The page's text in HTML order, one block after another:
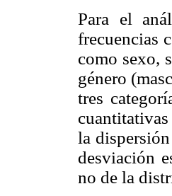
Para el
frecuencias
como sexo,
género
tres
la
desviación
no de la